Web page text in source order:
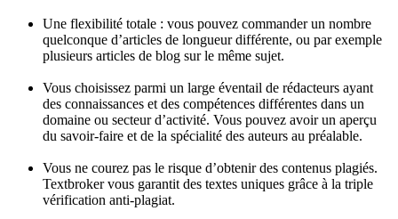
Une flexibilité totale : vous pouvez commander un nombre
quelconque d’articles de longueur différente, ou par exemple
plusieurs articles de blog sur le même sujet.
Vous choisissez parmi un large éventail de rédacteurs ayant
des connaissances et des compétences différentes dans un
domaine ou secteur d’activité. Vous pouvez avoir un aperçu
du savoir-faire et de la spécialité des auteurs au préalable.
Vous ne courez pas le risque d’obtenir des contenus plagiés.
Textbroker vous garantit des textes uniques grâce à la triple
vérification anti-plagiat.